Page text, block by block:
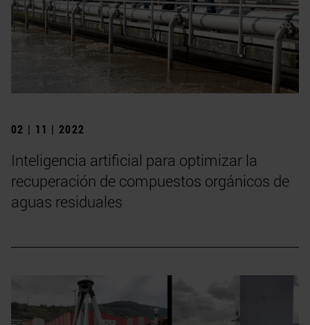
02 | 11 | 2022
Inteligencia artificial para optimizar la
recuperación de compuestos orgánicos de
aguas residuales